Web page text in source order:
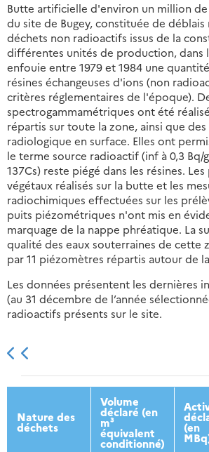
Butte artificielle d'environ un million de
du site de Bugey, constituée de déblais
déchets non radioactifs issus de la
différentes unités de production, dans
enfouie entre 1979 et 1984 une
résines échangeuses d'ions (non
critères réglementaires de l'époque).
spectrogammamétriques ont été
répartis sur toute la zone, ainsi que
radiologique en surface. Elles ont
le terme source radioactif (inf à 0,3 Bq/
137Cs) reste piégé dans les résines.
végétaux réalisés sur la butte et les
radiochimiques effectuées sur les
puits piézométriques n'ont mis en
marquage de la nappe phréatique. La
qualité des eaux souterraines de cette
par 11 piézomètres répartis autour de
Les données présentent les dernières
(au 31 décembre de l’année
radioactifs présents sur le site.
2013 2014
Nature des
déchets
Volume
déclaré (en
m³
équivalent
conditionné)
(en